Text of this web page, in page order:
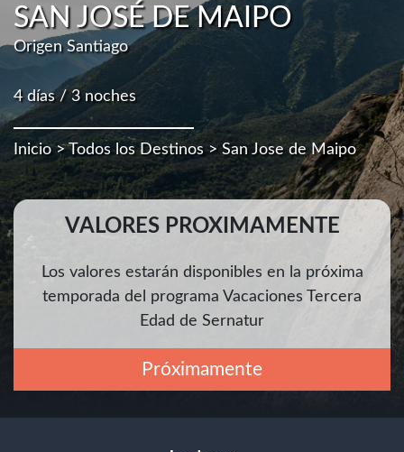
SAN JOSÉ DE MAIPO
Origen Santiago
4 días / 3 noches
Inicio>Todos los Destinos> San Jose de Maipo
VALORES PROXIMAMENTE
Los valores estarán disponibles en la próxima
temporada del programa Vacaciones Tercera
Edad de Sernatur
Próximamente